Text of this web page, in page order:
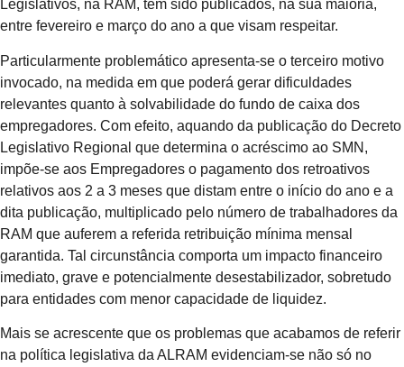
Legislativos, na RAM, têm sido publicados, na sua maioria,
entre fevereiro e março do ano a que visam respeitar.
Particularmente problemático apresenta-se o terceiro motivo
invocado, na medida em que poderá gerar dificuldades
relevantes quanto à solvabilidade do fundo de caixa dos
empregadores. Com efeito, aquando da publicação do Decreto
Legislativo Regional que determina o acréscimo ao SMN,
impõe-se aos Empregadores o pagamento dos retroativos
relativos aos 2 a 3 meses que distam entre o início do ano e a
dita publicação, multiplicado pelo número de trabalhadores da
RAM que auferem a referida retribuição mínima mensal
garantida. Tal circunstância comporta um impacto financeiro
imediato, grave e potencialmente desestabilizador, sobretudo
para entidades com menor capacidade de liquidez.
Mais se acrescente que os problemas que acabamos de referir
na política legislativa da ALRAM evidenciam-se não só no